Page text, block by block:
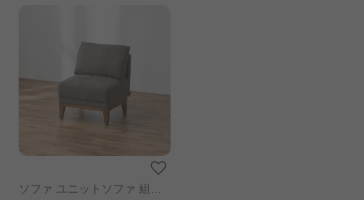
ソファ ユニットソファ 組み